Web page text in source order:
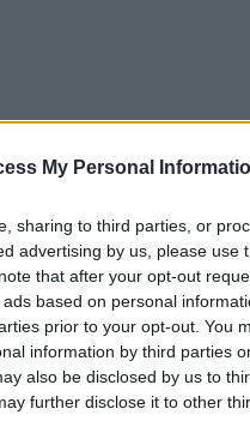
My Personal
sharing to third parties, or
advertising by us, please use
that after your opt-out
based on personal
prior to your opt-out. You
information by third parties
also be disclosed by us to
further disclose it to other
(před 9